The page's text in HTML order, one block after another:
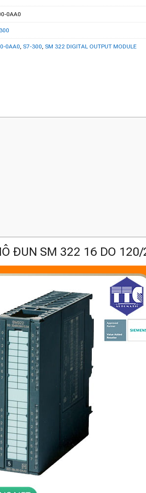
0AA0
0AA0 S7-300 SM 322 DIGITAL OUTPUT MODULE
ĐUN SM 322 16 DO 120/